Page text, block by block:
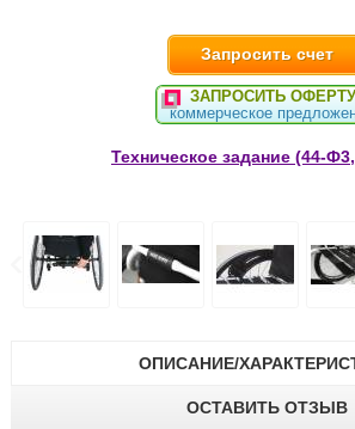
Запросить счет
ЗАПРОСИТЬ ОФЕРТУ
коммерческое
Техническое задание (44-
ОПИСАНИЕ/
ОСТАВИТЬ ОТЗЫВ